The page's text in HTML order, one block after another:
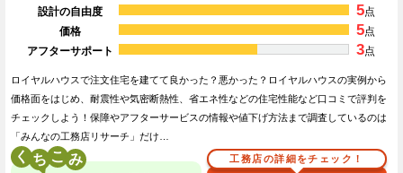
設計の自由度
5点
価格
5点
アフターサポート
3点
ロイヤルハウスで注文住宅を建てて良かった？悪かった？ロイヤルハウスの実例から
価格面をはじめ、耐震性や気密断熱性、省エネ性などの住宅性能など口コミで評判を
チェックしよう！保障やアフターサービスの情報や値下げ方法まで調査しているのは
「みんなの工務店リサーチ」だけ…
く こ 工務店の詳細をチェック！